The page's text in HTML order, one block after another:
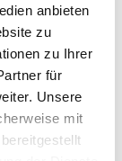
anbieten
zu
zu Ihrer
für
Unsere
mit
human
Kunden
Immer